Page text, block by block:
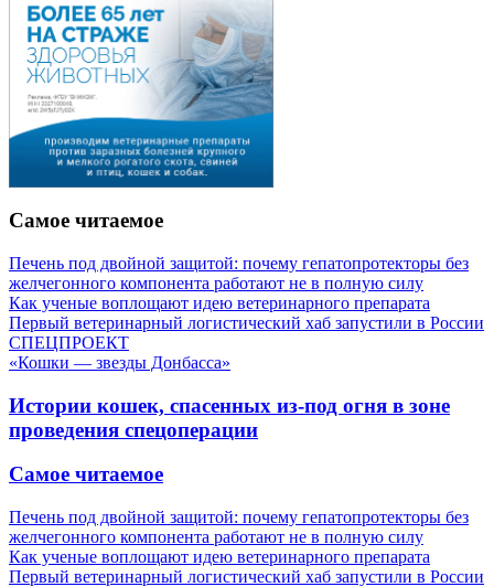
Самое читаемое
Печень под двойной защитой: почему гепатопротекторы без
желчегонного компонента работают не в полную силу
Как ученые воплощают идею ветеринарного препарата
Первый ветеринарный логистический хаб запустили в России
СПЕЦПРОЕКТ
«Кошки — звезды Донбасса»
Истории кошек, спасенных из-под огня в зоне
проведения спецоперации
Самое читаемое
Печень под двойной защитой: почему гепатопротекторы без
желчегонного компонента работают не в полную силу
Как ученые воплощают идею ветеринарного препарата
Первый ветеринарный логистический хаб запустили в России